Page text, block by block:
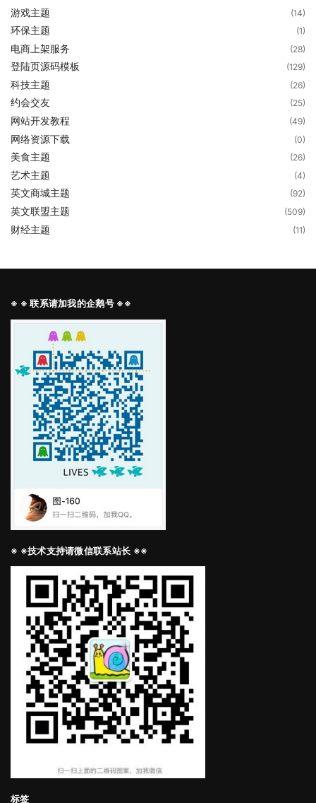
游戏主题 (14)
环保主题 (1)
电商上架服务 (28)
登陆页源码模板 (129)
科技主题 (26)
约会交友 (25)
网站开发教程 (49)
网络资源下载 (0)
美食主题 (26)
艺术主题 (4)
英文商城主题 (92)
英文联盟主题 (509)
财经主题 (11)
※ ※ 联系请加我的企鹅号 ※※
※ ※技术支持请微信联系站长 ※※
标签